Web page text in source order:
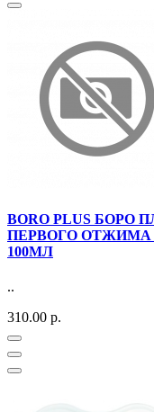
BORO PLUS
ПЕРВОГО
100МЛ
..
310.00 р.